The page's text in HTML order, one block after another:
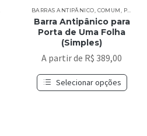
BARRAS ANTIPÂNICO COMUM PORTA DE UMA FOLHA (SIMPLES)
Barra Antipânico para
Porta de Uma Folha
(Simples)
A partir de R$ 389,00
Selecionar opções